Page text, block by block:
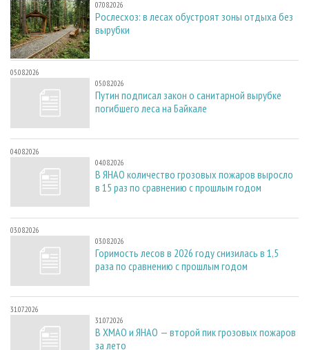
07.08.2026
Рослесхоз: в лесах обустроят зоны отдыха без
вырубки
05.08.2026
05.08.2026
Путин подписал закон о санитарной вырубке
погибшего леса на Байкале
04.08.2026
04.08.2026
В ЯНАО количество грозовых пожаров выросло
в 15 раз по сравнению с прошлым годом
03.08.2026
03.08.2026
Горимость лесов в 2026 году снизилась в 1,5
раза по сравнению с прошлым годом
31.07.2026
31.07.2026
В ХМАО и ЯНАО — второй пик грозовых пожаров
за лето